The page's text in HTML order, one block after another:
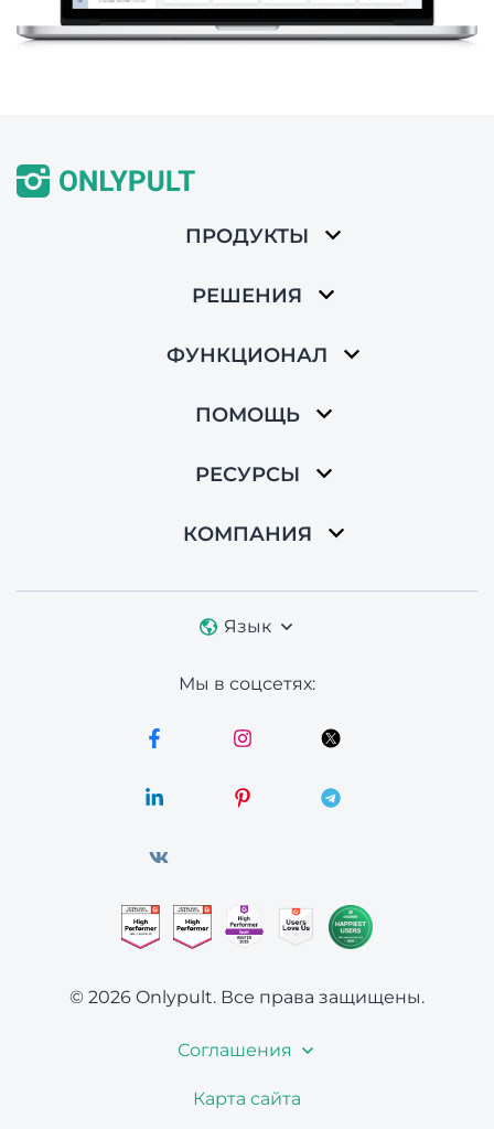
ПРОДУКТЫ
РЕШЕНИЯ
ФУНКЦИОНАЛ
ПОМОЩЬ
РЕСУРСЫ
КОМПАНИЯ
Язык
Мы в соцсетях:
© 2026 Onlypult. Все права защищены.
Соглашения
Карта сайта